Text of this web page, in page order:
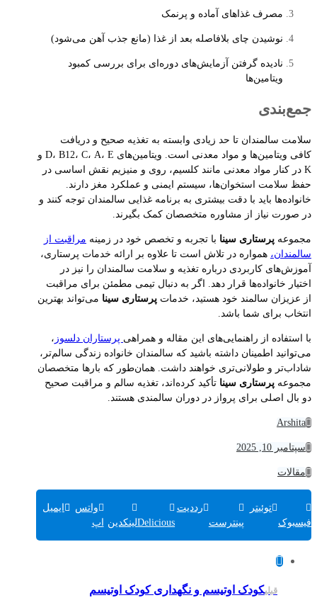
مصرف غذاهای آماده و پرنمک
نوشیدن چای بلافاصله بعد از غذا (مانع جذب آهن می‌شود)
نادیده گرفتن آزمایش‌های دوره‌ای برای بررسی کمبود
ویتامین‌ها
جمع‌بندی
سلامت سالمندان تا حد زیادی وابسته به تغذیه صحیح و دریافت
کافی ویتامین‌ها و مواد معدنی است. ویتامین‌های D، B12، C، A، E و
K در کنار مواد معدنی مانند کلسیم، روی و منیزیم نقش اساسی در
حفظ سلامت استخوان‌ها، سیستم ایمنی و عملکرد مغز دارند.
خانواده‌ها باید با دقت بیشتری به برنامه غذایی سالمندان توجه کنند و
در صورت نیاز از مشاوره متخصصان کمک بگیرند.
مجموعه پرستاری سینا با تجربه و تخصص خود در زمینه مراقبت از
سالمندان، همواره در تلاش است تا علاوه بر ارائه خدمات پرستاری،
آموزش‌های کاربردی درباره تغذیه و سلامت سالمندان را نیز در
اختیار خانواده‌ها قرار دهد. اگر به دنبال تیمی مطمئن برای مراقبت
از عزیزان سالمند خود هستید، خدمات پرستاری سینا می‌تواند بهترین
انتخاب برای شما باشد.
با استفاده از راهنمایی‌های این مقاله و همراهی پرستاران دلسوز ،
می‌توانید اطمینان داشته باشید که سالمندان خانواده زندگی سالم‌تر،
شاداب‌تر و طولانی‌تری خواهند داشت. همان‌طور که بارها متخصصان
مجموعه پرستاری سینا تأکید کرده‌اند، تغذیه سالم و مراقبت صحیح
دو بال اصلی برای پرواز در دوران سالمندی هستند.
Arshita
سپتامبر 10, 2025
مقالات
فیسبوک
توئیتر
پینترست
رددیت
Deliciousلینکدین
واتس
اپ
ایمیل
قبلیکودک اوتیسم و نگهداری کودک اوتیسم